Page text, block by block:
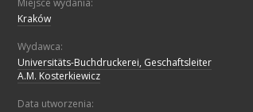
Miejsce wydania:
Kraków
Wydawca:
Universitäts-Buchdruckerei, Geschaftsleiter
A.M. Kosterkiewicz
Data utworzenia: